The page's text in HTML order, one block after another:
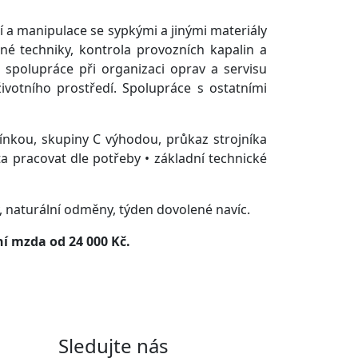
manipulace se sypkými a jinými materiály
techniky, kontrola provozních kapalin a
při organizaci oprav a servisu
prostředí. Spolupráce s ostatními
skupiny C výhodou, průkaz strojníka
pracovat dle potřeby • základní technické
odměny, týden dovolené navíc.
od 24 000 Kč.
Sledujte nás